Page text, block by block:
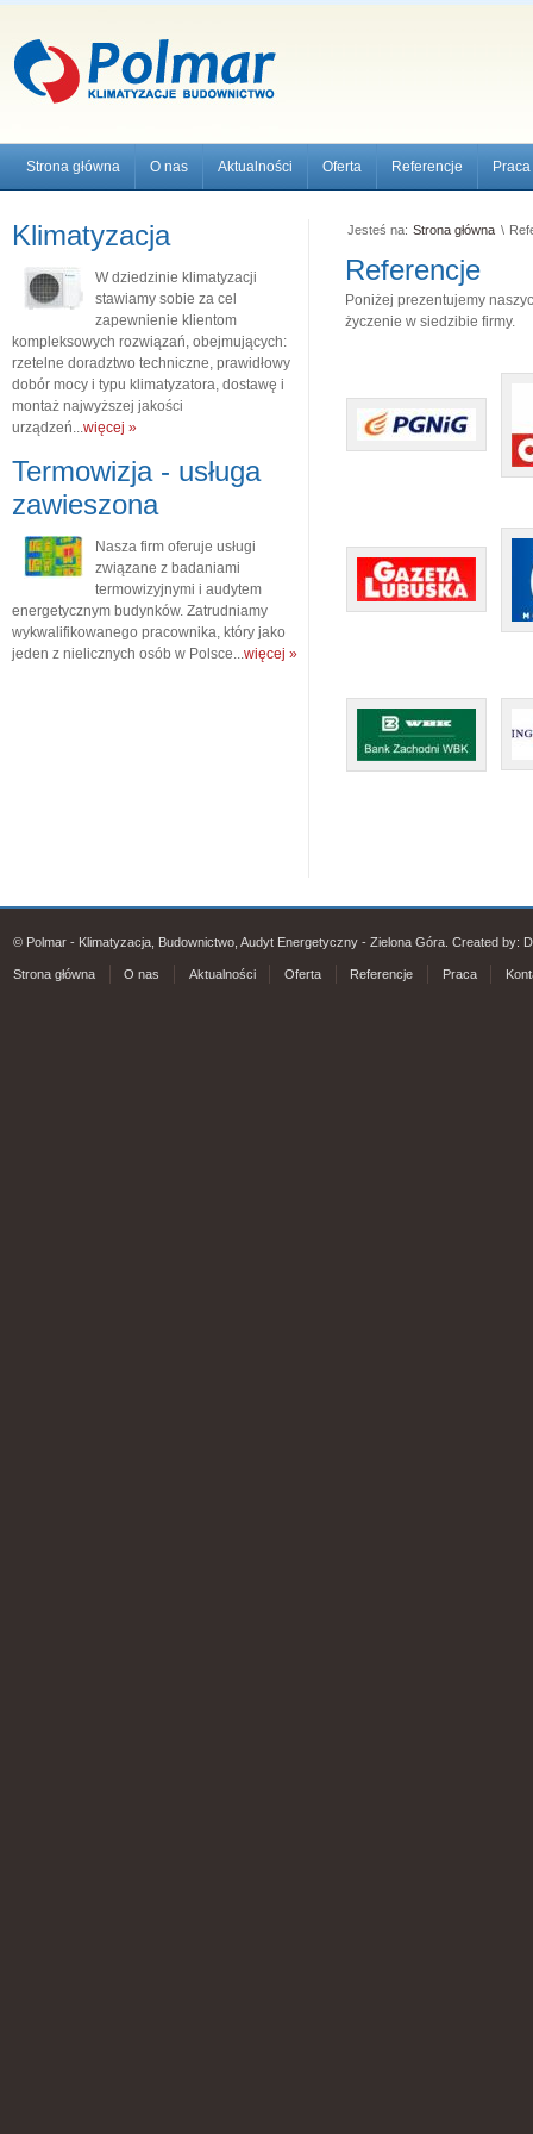
Strona główna O nas Aktualności Oferta Referencje Praca
Klimatyzacja
W dziedzinie klimatyzacji
stawiamy sobie za cel
zapewnienie klientom
kompleksowych rozwiązań, obejmujących:
rzetelne doradztwo techniczne, prawidłowy
dobór mocy i typu klimatyzatora, dostawę i
montaż najwyższej jakości
urządzeń...więcej »
Termowizja - usługa
zawieszona
Nasza firm oferuje usługi
związane z badaniami
termowizyjnymi i audytem
energetycznym budynków. Zatrudniamy
wykwalifikowanego pracownika, który jako
jeden z nielicznych osób w Polsce...więcej »
Jesteś na: Strona główna \
Referencje
Poniżej prezentujemy
życzenie w siedzibie firmy.
© Polmar - Klimatyzacja, Budownictwo, Audyt Energetyczny - Zielona Góra. Created by:
Strona główna O nas Aktualności Oferta Referencje Praca